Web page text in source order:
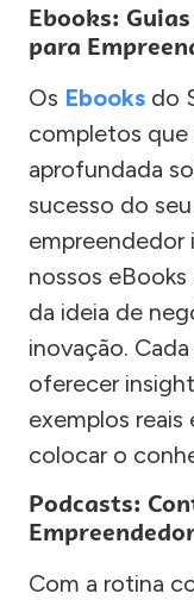
Ebooks:
para
Os Ebooks do
completos que
aprofundada
sucesso do
empreendedor
nossos
da ideia de
inovação.
oferecer
exemplos reais
colocar o
Podcasts:
Com a rotina